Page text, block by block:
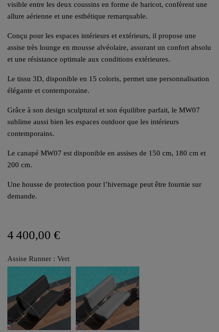
visible entre les deux coussins en forme de haricot, confèrent une
allure aérienne et une esthétique remarquable.
Conçu pour les espaces intérieurs et extérieurs, il propose une
assise très lounge en mousse alvéolaire, assurant un confort absolu
et une résistance optimale aux conditions extérieures.
Le tissu 3D, disponible en 15 coloris, permet une personnalisation
élégante et contemporaine.
Grâce à son design sculptural et son équilibre parfait, le MW07
sublime aussi bien les espaces outdoor que les intérieurs
contemporains.
Le canapé MW07 est disponible en assises de 150 cm, 180 cm et
200 cm.
Une housse de protection pour l’hivernage peut être fournie sur
demande.
4 400,00 €
Assise Runner : Vert